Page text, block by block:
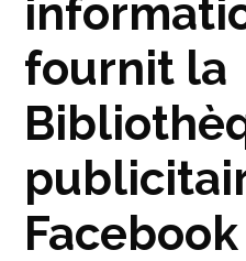
fournit la
Facebook